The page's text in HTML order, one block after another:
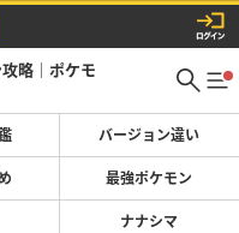
略｜ポケモ
バージョン違い
最強ポケモン
ナナシマ